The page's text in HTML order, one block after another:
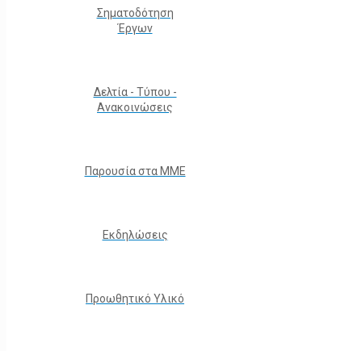
Σηματοδότηση
Έργων
Δελτία - Τύπου -
Ανακοινώσεις
Παρουσία στα ΜΜΕ
Εκδηλώσεις
Προωθητικό Υλικό